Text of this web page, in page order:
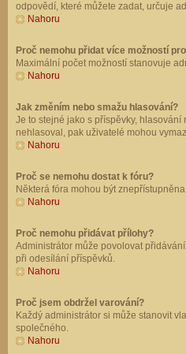
odpovědí, které můžete zadat, určuje
Nahoru
Proč nemohu přidat více možností
Maximální počet možností stanovuje
Nahoru
Jak změním nebo smažu hlasování?
Je to stejné jako s příspěvky,
nehlasoval, pak uživatelé mohou
Nahoru
Proč se nemohu dostat k fóru?
Některá fóra mohou být
Nahoru
Proč nemohu přidávat přílohy?
Administrátor může povolovat
při odesílání příspěvků.
Nahoru
Proč jsem obdržel varování?
Každý administrátor si může stanovit
společného.
Nahoru